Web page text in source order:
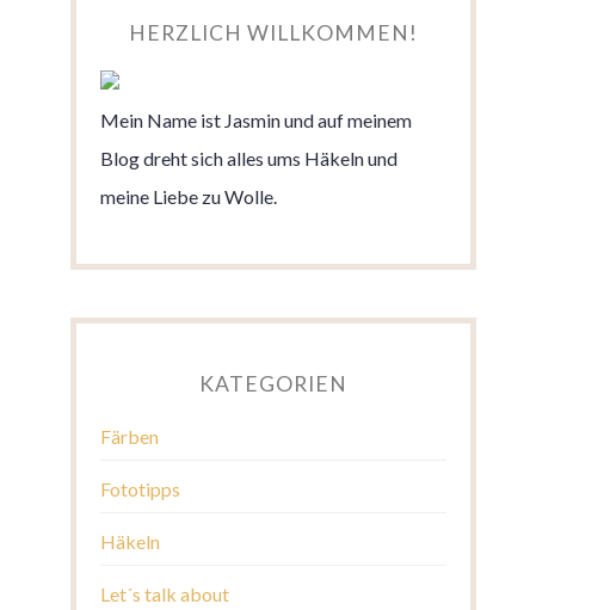
HERZLICH WILLKOMMEN!
Mein Name ist Jasmin und auf meinem
Blog dreht sich alles ums Häkeln und
meine Liebe zu Wolle.
KATEGORIEN
Färben
Fototipps
Häkeln
Let´s talk about